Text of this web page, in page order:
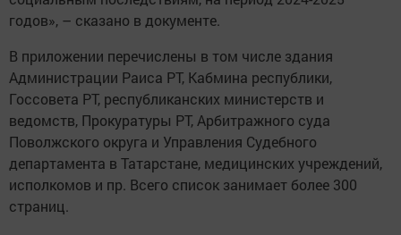
годов», – сказано в документе.
В приложении перечислены в том числе здания
Администрации Раиса РТ, Кабмина республики,
Госсовета РТ, республиканских министерств и
ведомств, Прокуратуры РТ, Арбитражного суда
Поволжского округа и Управления Судебного
департамента в Татарстане, медицинских учреждений,
исполкомов и пр. Всего список занимает более 300
страниц.